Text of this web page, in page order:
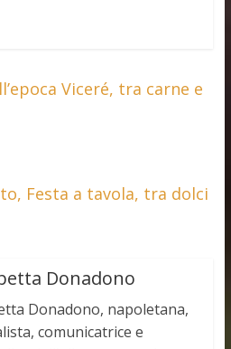
Viceré, tra carne e
Festa a tavola, tra dolci
Donadono
Donadono, napoletana,
comunicatrice e